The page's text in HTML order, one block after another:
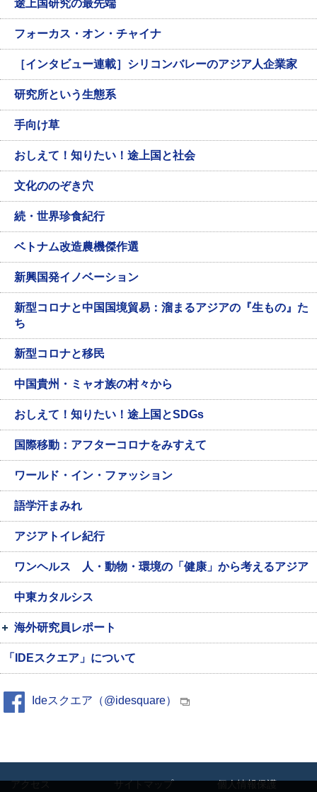
途上国研究の最先端
フォーカス・オン・チャイナ
［インタビュー連載］シリコンバレーのアジア人企業家
研究所という生態系
手向け草
おしえて！知りたい！途上国と社会
文化ののぞき穴
続・世界珍食紀行
ベトナム改造農機傑作選
新興国発イノベーション
新型コロナと中国国境貿易：溜まるアジアの『生もの』た
ち
新型コロナと移民
中国貴州・ミャオ族の村々から
おしえて！知りたい！途上国とSDGs
国際移動：アフターコロナをみすえて
ワールド・イン・ファッション
語学汗まみれ
アジアトイレ紀行
ワンヘルス 人・動物・環境の「健康」から考えるアジア
中東カタルシス
海外研究員レポート
「IDEスクエア」について
Ideスクエア（@idesquare）
アクセス サイトマップ 個人情報保護